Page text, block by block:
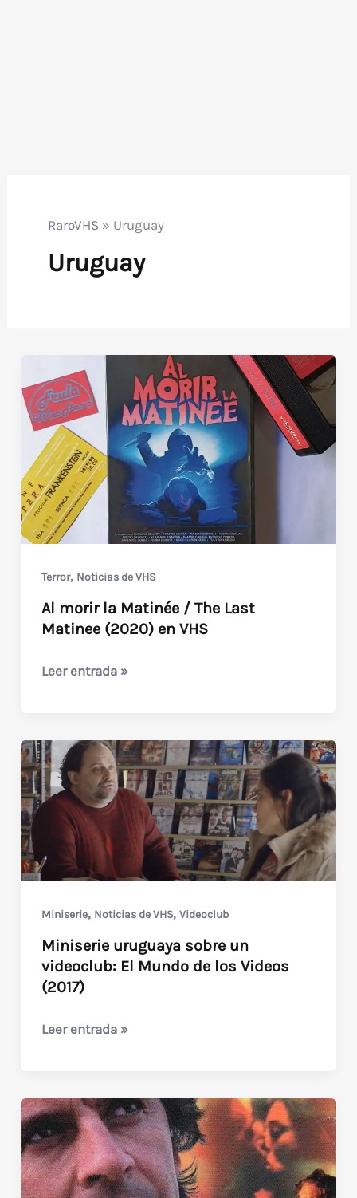
RaroVHS » Uruguay
Uruguay
Terror, Noticias de VHS
Al morir la Matinée / The Last
Matinee (2020) en VHS
Al
Matinée
/
The
Last
Matinee
(2020)
en
Leer entrada »
Miniserie, Noticias de VHS, Videoclub
Miniserie uruguaya sobre un
videoclub: El Mundo de los Videos
(2017)
Miniserie
un
videoclub:
El
Mundo
de
Leer entrada »